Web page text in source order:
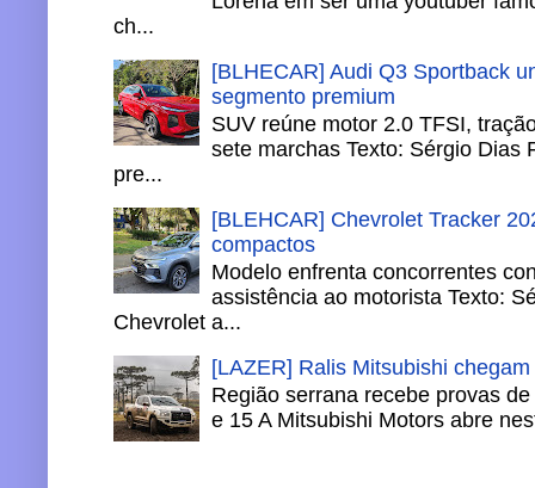
ch...
[BLHECAR] Audi Q3 Sportback
segmento premium
SUV reúne motor 2.0 TFSI,
sete marchas Texto: Sérgio Dias
pre...
[BLEHCAR] Chevrolet Tracker
compactos
Modelo enfrenta concorrentes
assistência ao motorista Texto:
Chevrolet a...
[LAZER] Ralis Mitsubishi
Região serrana recebe provas
e 15 A Mitsubishi Motors abre